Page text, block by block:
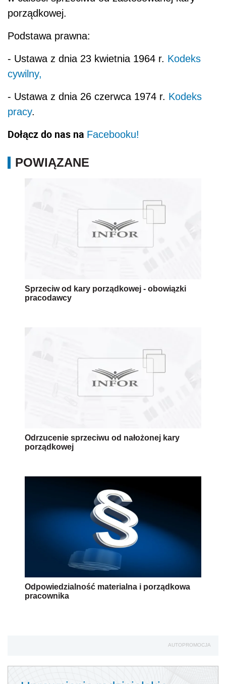
porządkowej.
Podstawa prawna:
- Ustawa z dnia 23 kwietnia 1964 r. Kodeks
cywilny,
- Ustawa z dnia 26 czerwca 1974 r. Kodeks
pracy.
Dołącz do nas na Facebooku!
POWIĄZANE
Sprzeciw od kary porządkowej - obowiązki
pracodawcy
Odrzucenie sprzeciwu od nałożonej kary
porządkowej
Odpowiedzialność materialna i porządkowa
pracownika
AUTOPROMOCJA